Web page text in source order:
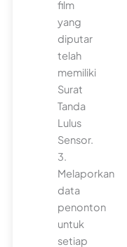
film
yang
diputar
telah
memiliki
Surat
Tanda
Lulus
Sensor.
3.
Melaporkan
data
penonton
untuk
setiap